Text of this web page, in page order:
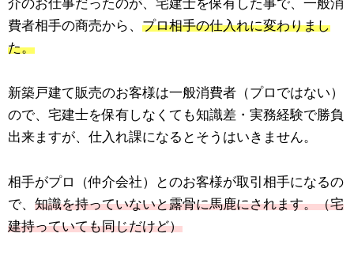
介のお仕事だったのが、宅建士を保有した事で、一般消
費者相手の商売から、 プロ相手の仕入れに変わりまし
た。
新築戸建て販売のお客様は一般消費者（プロではない）
ので、宅建士を保有しなくても知識差・実務経験で勝負
出来ますが、仕入れ課になるとそうはいきません。
相手がプロ（仲介会社）とのお客様が取引相手になるの
で、 知識を持っていないと露骨に馬鹿にされます。（宅
建持っていても同じだけど）